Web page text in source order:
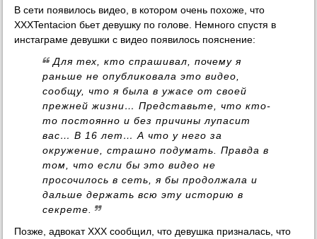
В сети появилось видео, в котором очень похоже, что
XXXTentacion бьет девушку по голове. Немного спустя в
инстаграме девушки с видео появилось пояснение:
Для тех, кто спрашивал, почему я
раньше не опубликовала это видео,
сообщу, что я была в ужасе от своей
прежней жизни… Представьте, что кто-
то постоянно и без причины лупасит
вас… В 16 лет… А что у него за
окружение, страшно подумать. Правда в
том, что если бы это видео не
просочилось в сеть, я бы продолжала и
дальше держать всю эту историю в
секрете.
Позже, адвокат XXX сообщил, что девушка призналась, что